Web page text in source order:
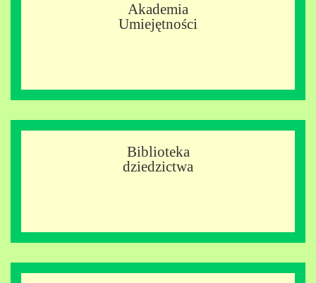
Akademia
Umiejętności
Biblioteka
dziedzictwa